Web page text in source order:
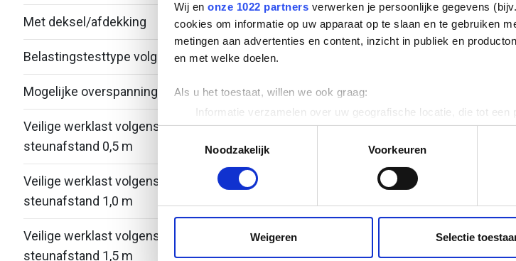
Wij en onze 1022 partners verwerken je persoonlijke gegevens
cookies om informatie op uw apparaat op te slaan en te gebruiken
metingen aan advertenties en content, inzicht in publiek en
en met welke doelen.
Als u het toestaat, willen we ook graag:
Informatie verzamelen over uw geografische locatie, die tot een
Uw apparaat identificeren door het actief te scannen op
Lees meer over hoe uw persoonlijke gegevens worden verwerkt en
toestemming op elk moment wijzigen of intrekken in de
websiteverkeer te analyseren. Ook delen we informatie over uw
media, adverteren en analyse. Deze partners kunnen deze
Toestemmingsselectie
Noodzakelijk
Voorkeuren
Weigeren Selectie
Met deksel/afdekking Nee
Belastingstesttype volgens IEC 61537
Mogelijke overspanning - - 3
Veilige werklast volgens IEC 61537 met
steunafstand 0,5 m
-
Veilige werklast volgens IEC 61537 met
steunafstand 1,0 m
Veilige werklast volgens IEC 61537 met
steunafstand 1,5 m
700